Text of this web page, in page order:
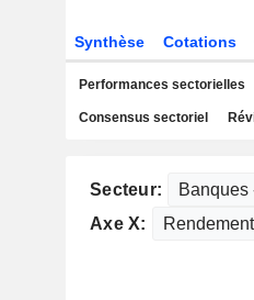
Synthèse Cotations
Performances sectorielles
Consensus sectoriel
Secteur:
Axe X: